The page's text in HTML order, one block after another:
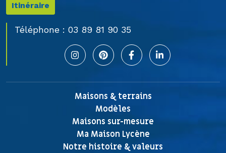
Itinéraire
Téléphone : 03 89 81 90 35
Maisons & terrains
Modèles
Maisons sur-mesure
Ma Maison Lycène
Notre histoire & valeurs